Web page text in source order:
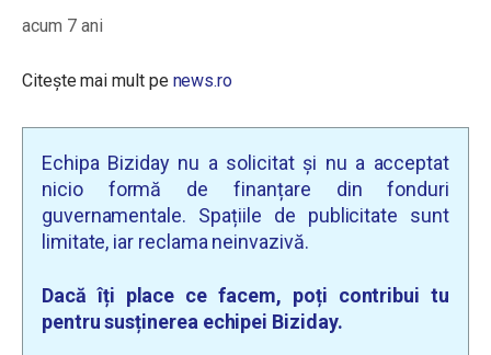
acum 7 ani
Citește mai mult pe news.ro
Echipa Biziday nu a solicitat și nu a acceptat
nicio formă de finanțare din fonduri
guvernamentale. Spațiile de publicitate sunt
limitate, iar reclama neinvazivă.
Dacă îți place ce facem, poți contribui tu
pentru susținerea echipei Biziday.